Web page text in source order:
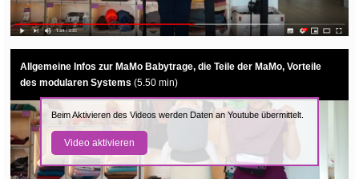
Allgemeine Infos zur MaMo Babytrage, die Teile der MaMo, Vorteile
des modularen Systems (5.50 min)
Beim Aktivieren des Videos werden Daten an Youtube übermittelt.
Video aktivieren